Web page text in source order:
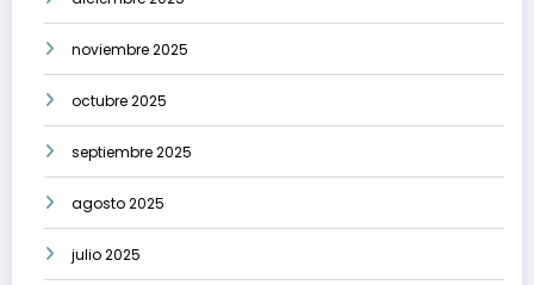
noviembre 2025
octubre 2025
septiembre 2025
agosto 2025
julio 2025